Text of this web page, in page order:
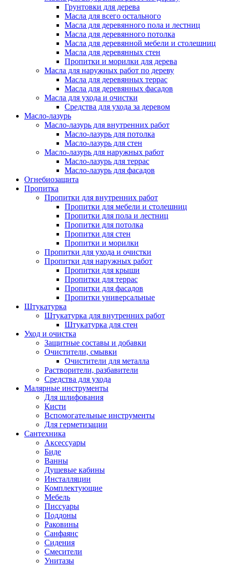
Грунтовки для дерева
Масла для всего остального
Масла для деревянного пола и лестниц
Масла для деревянного потолка
Масла для деревянной мебели и столешниц
Масла для деревянных стен
Пропитки и морилки для дерева
Масла для наружных работ по дереву
Масла для деревянных террас
Масла для деревянных фасадов
Масла для ухода и очистки
Средства для ухода за деревом
Масло-лазурь
Масло-лазурь для внутренних работ
Масло-лазурь для потолка
Масло-лазурь для стен
Масло-лазурь для наружных работ
Масло-лазурь для террас
Масло-лазурь для фасадов
Огнебиозащита
Пропитка
Пропитки для внутренних работ
Пропитки для мебели и столешниц
Пропитки для пола и лестниц
Пропитки для потолка
Пропитки для стен
Пропитки и морилки
Пропитки для ухода и очистки
Пропитки для наружных работ
Пропитки для крыши
Пропитки для террас
Пропитки для фасадов
Пропитки универсальные
Штукатурка
Штукатурка для внутренних работ
Штукатурка для стен
Уход и очистка
Защитные составы и добавки
Очистители, смывки
Очистители для металла
Растворители, разбавители
Средства для ухода
Малярные инструменты
Для шлифования
Кисти
Вспомогательные инструменты
Для герметизации
Сантехника
Аксессуары
Биде
Ванны
Душевые кабины
Инсталляции
Комплектующие
Мебель
Писсуары
Поддоны
Раковины
Санфаянс
Сидения
Смесители
Унитазы